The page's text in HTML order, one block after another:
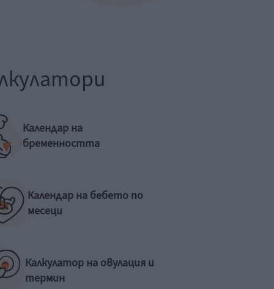
Календар на
бременността
Календар на бебето по
месеци
Калкулатор на овулация и
термин